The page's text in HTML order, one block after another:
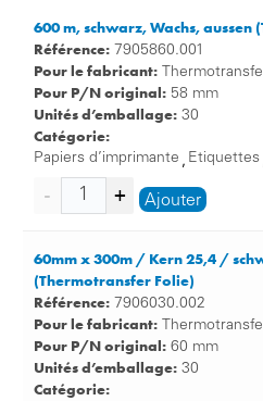
600 m, schwarz, Wachs,
Référence: 7905860.001
Pour le fabricant:
Pour P/N original: 58 mm
Unités d’emballage: 30
Catégorie:
Papiers d’imprimante , Etiquettes
Ajouter
60mm x 300m / Kern 25,4 /
(Thermotransfer Folie)
Référence: 7906030.002
Pour le fabricant:
Pour P/N original: 60 mm
Unités d’emballage: 30
Catégorie: